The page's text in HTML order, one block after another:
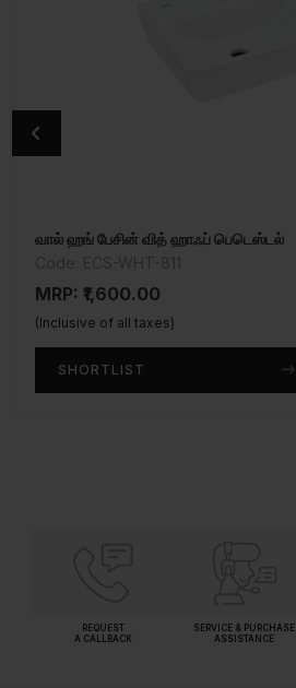
வால் ஹங் பேசின் வித் ஹாஃப் பெடெஸ்டல்
MRP: ₹1,600.00
(Inclusive of all taxes)
SHORTLIST
அங்குலர் ஸ்டாப் காக்
MRP: ₹1,100.00
(Inclusive of all taxes)
SHORTLIST
REQUEST
A CALLBACK
SERVICE & PURCHASE
ASSISTANCE